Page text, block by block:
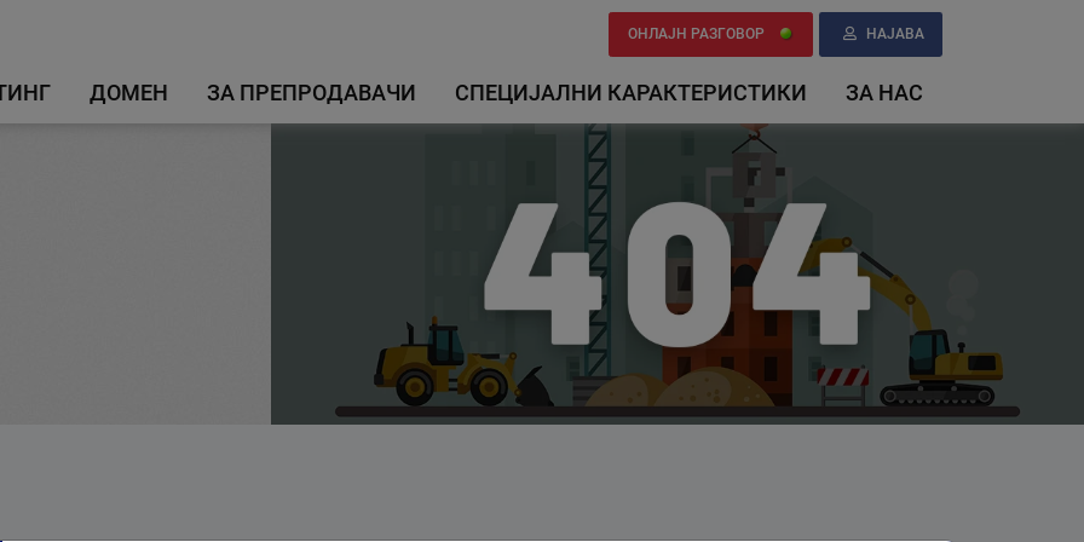
ОНЛАЈН РАЗГОВОР НАЈАВА
ДОМЕН ЗА ПРЕПРОДАВАЧИ СПЕЦИЈАЛНИ КАРАКТЕРИСТИКИ ЗА НАС